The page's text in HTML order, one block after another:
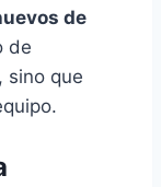
de
de
, sino que